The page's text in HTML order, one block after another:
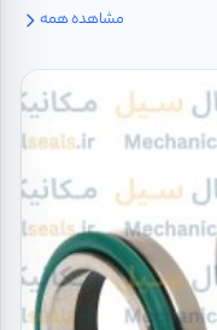
مشاهده همه